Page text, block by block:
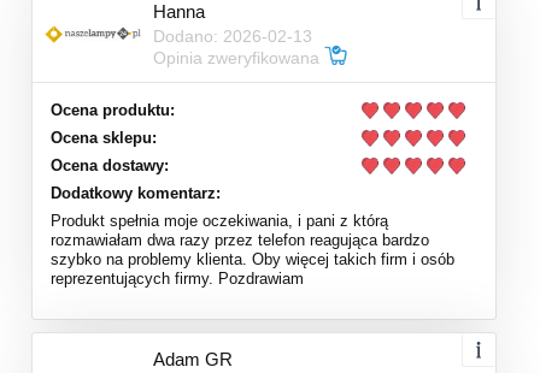
Hanna
Dodano: 2026-02-13
Opinia zweryfikowana
Ocena produktu:
Ocena sklepu:
Ocena dostawy:
Dodatkowy komentarz:
Produkt spełnia moje oczekiwania, i pani z którą
rozmawiałam dwa razy przez telefon reagująca bardzo
szybko na problemy klienta. Oby więcej takich firm i osób
reprezentujących firmy. Pozdrawiam
Adam GR